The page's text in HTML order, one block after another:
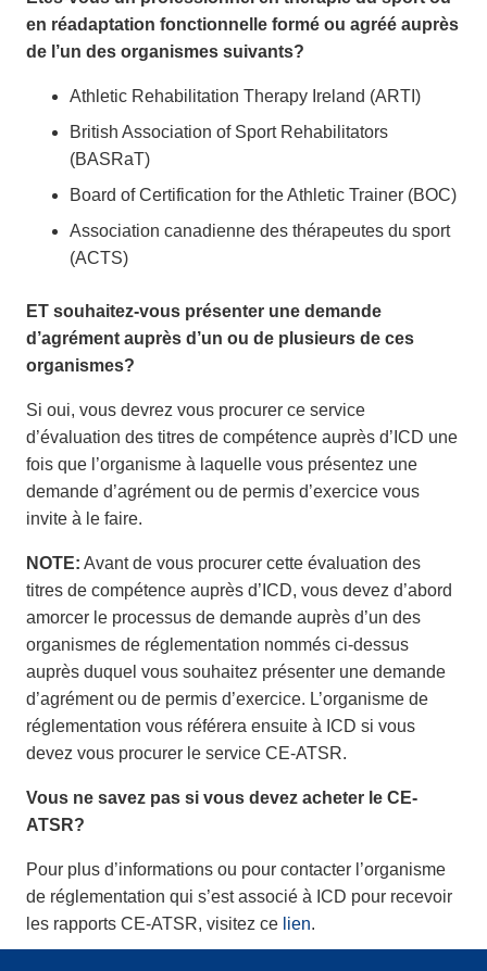
en réadaptation fonctionnelle formé ou agréé auprès
de l’un des organismes suivants?
Athletic Rehabilitation Therapy Ireland (ARTI)
British Association of Sport Rehabilitators
(BASRaT)
Board of Certification for the Athletic Trainer (BOC)
Association canadienne des thérapeutes du sport
(ACTS)
ET souhaitez-vous présenter une demande
d’agrément auprès d’un ou de plusieurs de ces
organismes?
Si oui, vous devrez vous procurer ce service
d’évaluation des titres de compétence auprès d’ICD une
fois que l’organisme à laquelle vous présentez une
demande d’agrément ou de permis d’exercice vous
invite à le faire.
NOTE: Avant de vous procurer cette évaluation des
titres de compétence auprès d’ICD, vous devez d’abord
amorcer le processus de demande auprès d’un des
organismes de réglementation nommés ci-dessus
auprès duquel vous souhaitez présenter une demande
d’agrément ou de permis d’exercice. L’organisme de
réglementation vous référera ensuite à ICD si vous
devez vous procurer le service CE-ATSR.
Vous ne savez pas si vous devez acheter le CE-
ATSR?
Pour plus d’informations ou pour contacter l’organisme
de réglementation qui s’est associé à ICD pour recevoir
les rapports CE-ATSR, visitez ce lien.